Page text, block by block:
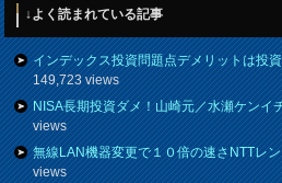
↓よく読まれている記事
インデックス投資問題点デメリットは投
149,723 views
NISA長期投資ダメ！山崎元／水瀬ケンイ
views
無線LAN機器変更で１０倍の速さNTTレ
views